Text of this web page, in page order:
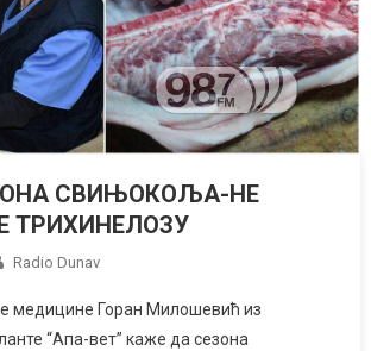
СВИЊОКОЉА-НЕ
ТРИХИНЕЛОЗУ
Radio Dunav
медицине Горан Милошевић из
“Апа-вет” каже да сезона